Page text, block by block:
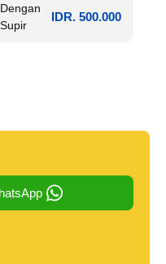
Dengan
Supir
IDR. 500.000